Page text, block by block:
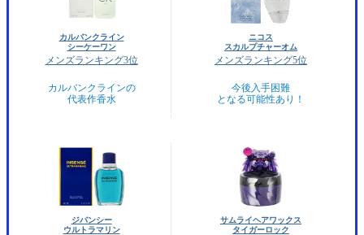
カルバンクライン
シーケーワン
メンズランキング3位
カルバンクラインの
代表作香水
ニコス
スカルプチャーオム
メンズランキング5位
今後入手困難
となる可能性あり！
ジバンシー
ウルトラマリン
サムライヘアワックス
タイガーロック